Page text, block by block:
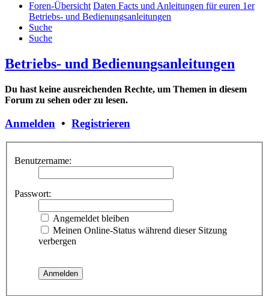
Foren-Übersicht Daten Facts und Anleitungen für euren 1er
Betriebs- und Bedienungsanleitungen
Suche
Suche
Betriebs- und Bedienungsanleitungen
Du hast keine ausreichenden Rechte, um Themen in diesem
Forum zu sehen oder zu lesen.
Anmelden • Registrieren
Benutzername:
Passwort:
Angemeldet bleiben
Meinen Online-Status während dieser Sitzung
verbergen